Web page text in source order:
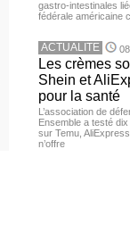
gastro-intestinales
fédérale américaine
ACTUALITE
Les crèmes
Shein et
pour la santé
L’association de
Ensemble a testé
sur Temu,
n’offre